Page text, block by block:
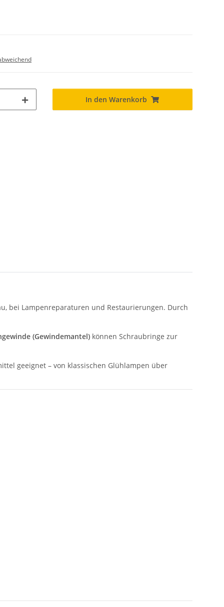
In den Warenkorb
bei Lampenreparaturen und Restaurierungen. Durch
(Gewindemantel) können Schraubringe zur
geeignet – von klassischen Glühlampen über